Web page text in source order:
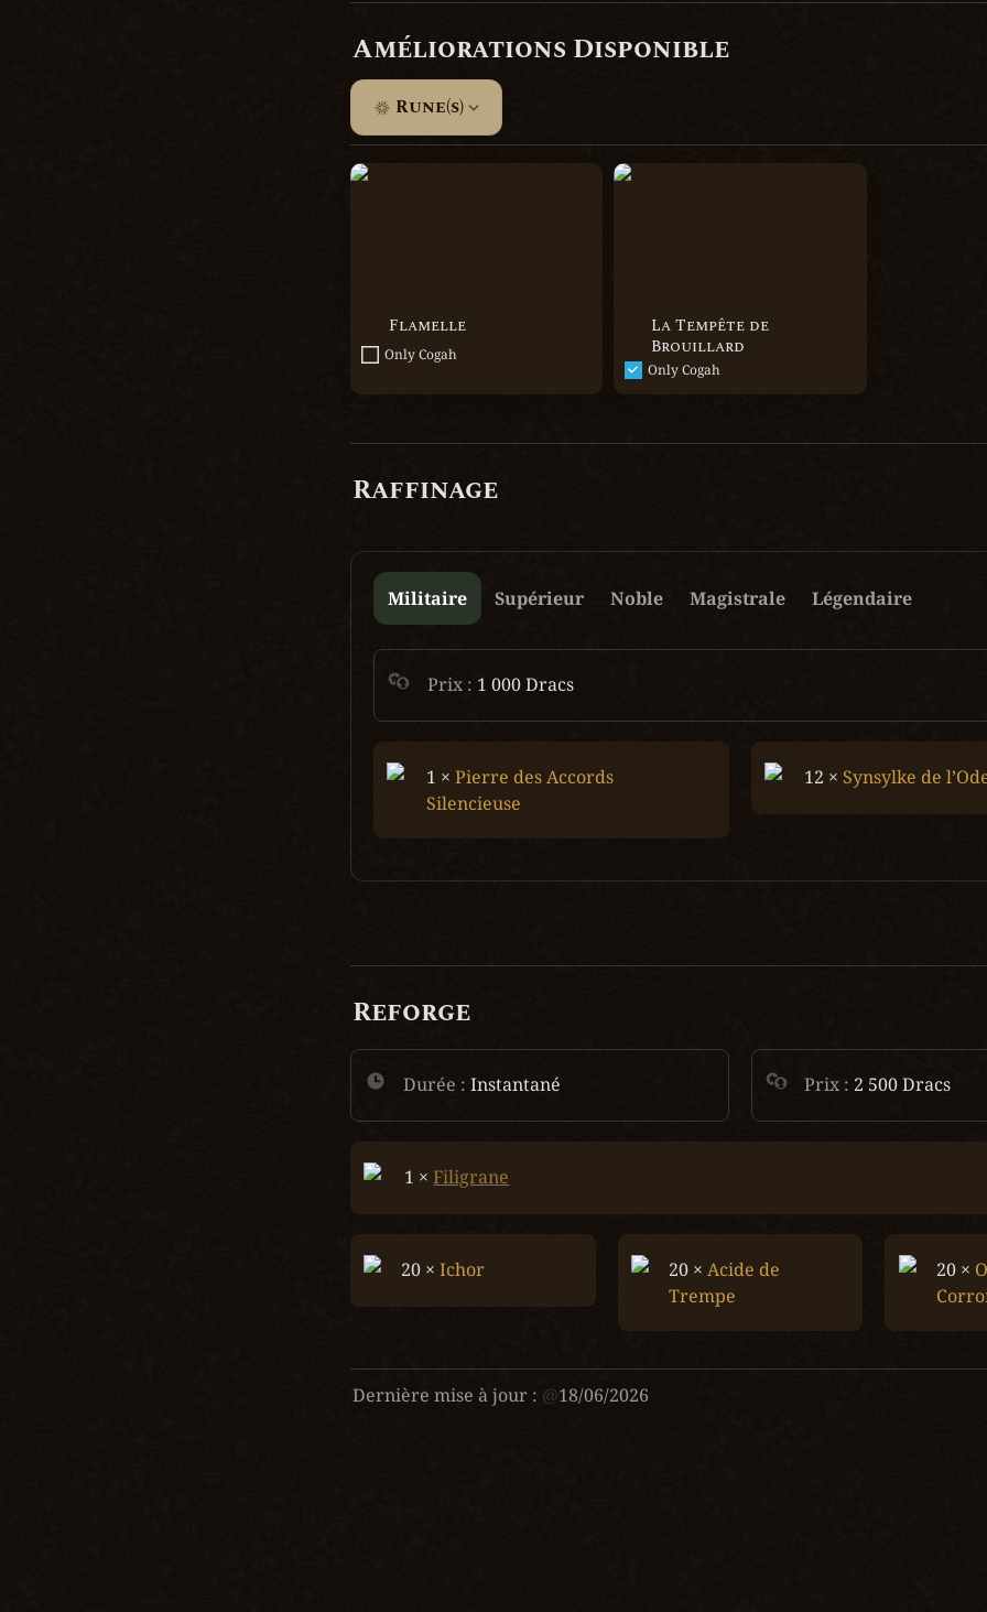
Améliorations Disponible
Rune(s)
Flamelle
Flamelle
Only Cogah
La Tempête de Brouillard
La Tempête de
Brouillard
Only Cogah
Raffinage
Militaire Supérieur Noble Magistrale Légendaire
Prix : 1 000 Dracs
1 × Pierre des Accords
Silencieuse
12 × Synsylke de
Reforge
Durée : Instantané Prix : 2 500 Dracs
1 × Filigrane
20 × Ichor 20 × Acide de
Trempe
20 ×
Dernière mise à jour : @18/06/2026